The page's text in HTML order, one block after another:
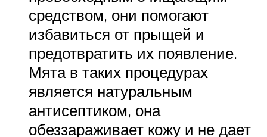
средством, они помогают
избавиться от прыщей и
предотвратить их появление.
Мята в таких процедурах
является натуральным
антисептиком, она
обеззараживает кожу и не дает